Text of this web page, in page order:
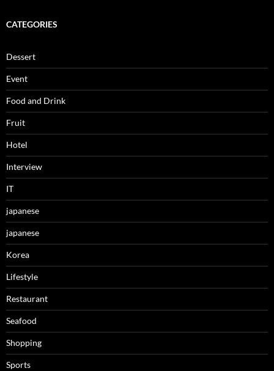
CATEGORIES
Dessert
Event
Food and Drink
Fruit
Hotel
Interview
IT
japanese
japanese
Korea
Lifestyle
Restaurant
Seafood
Shopping
Sports